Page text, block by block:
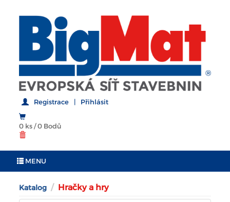
Registrace | Přihlásit
0 ks/0 Bodů
MENU
Katalog Hračky a hry